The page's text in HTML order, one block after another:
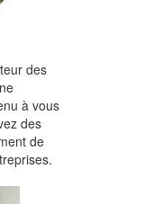
des
à vous
des
de